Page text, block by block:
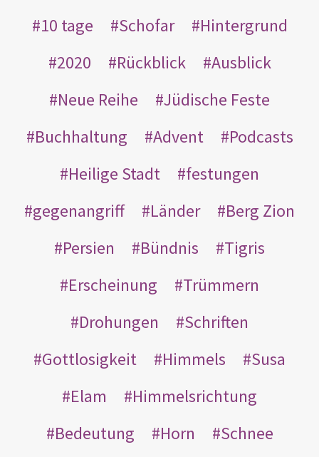
10 tage
Schofar
Hintergrund
2020
Rückblick
Ausblick
Neue Reihe
Jüdische Feste
Buchhaltung
Advent
Podcasts
Heilige Stadt
festungen
gegenangriff
Länder
Berg Zion
Persien
Bündnis
Tigris
Erscheinung
Trümmern
Drohungen
Schriften
Gottlosigkeit
Himmels
Susa
Elam
Himmelsrichtung
Bedeutung
Horn
Schnee